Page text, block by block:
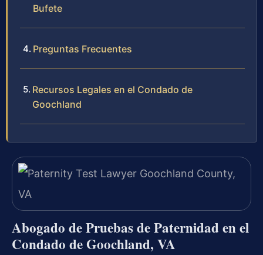
Bufete
Preguntas Frecuentes
Recursos Legales en el Condado de
Goochland
Abogado de Pruebas de Paternidad en el
Condado de Goochland, VA